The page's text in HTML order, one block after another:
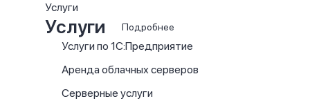
Услуги
Услуги Подробнее
Услуги по 1С:Предприятие
Аренда облачных серверов
Серверные услуги